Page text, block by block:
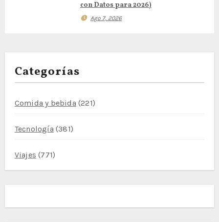
con Datos para 2026)
Ago 7, 2026
Categorías
Comida y bebida (221)
Tecnología (381)
Viajes (771)